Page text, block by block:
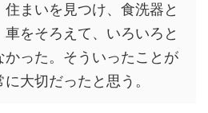
まいを見つけ、食洗器と
をそろえて、いろいろと
った。そういったことが
大切だったと思う。